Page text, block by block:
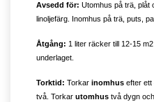
Avsedd för: Utomhus på trä, plåt
linoljefärg. Inomhus på trä, puts,
Åtgång: 1 liter räcker till 12-15
underlaget.
Torktid: Torkar inomhus efter ett
två. Torkar utomhus två dygn